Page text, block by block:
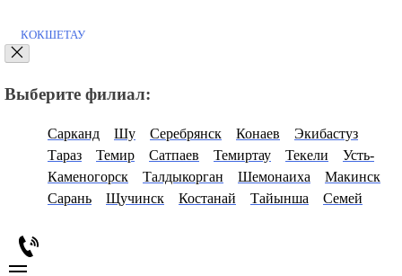
КОКШЕТАУ
Выберите филиал:
Сарканд Шу Серебрянск Конаев
Экибастуз
Тараз
Темир Сатпаев Темиртау Текели
Усть-
Каменогорск
Талдыкорган Шемонаиха
Макинск
Сарань
Щучинск Костанай Тайынша Семей